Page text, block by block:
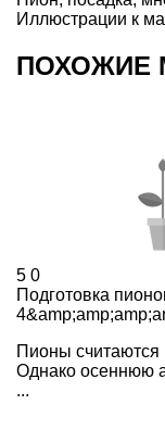
Иллюстрации к
ПОХОЖИЕ
5 0
Подготовка
Пионы
Однако осеннюю
...